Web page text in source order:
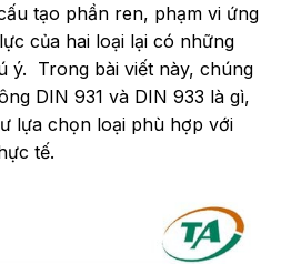
tạo phần ren, phạm vi ứng
của hai loại lại có những
ý. Trong bài viết này, chúng
DIN 931 và DIN 933 là gì,
lựa chọn loại phù hợp với
tế.